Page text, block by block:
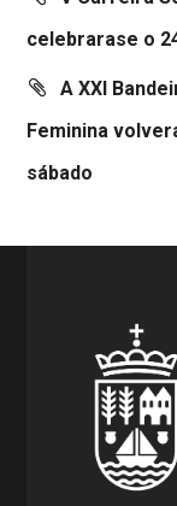
celebrarase o
A XXI
Feminina
sábado